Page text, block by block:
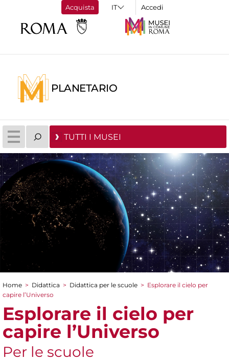
Acquista Accedi
PLANETARIO
TUTTI I MUSEI
Tu sei qui
Home > Didattica > Didattica per le scuole > Esplorare il cielo per
capire l’Universo
Esplorare il cielo per
capire l’Universo
Per le scuole